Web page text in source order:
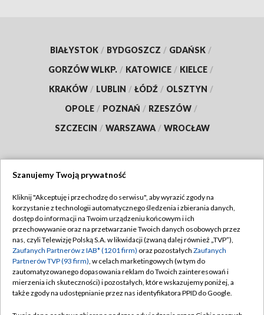
BIAŁYSTOK / BYDGOSZCZ / GDAŃSK /
GORZÓW WLKP. / KATOWICE / KIELCE /
KRAKÓW / LUBLIN / ŁÓDŹ / OLSZTYN /
OPOLE / POZNAŃ / RZESZÓW /
SZCZECIN / WARSZAWA / WROCŁAW
TVP
Abonament TVP
Emisja w TVP
Centrum informacji TVP
Naziemna Telewizja Cyfrowa
Regulamin TVP
Polityka prywatności
Moje zgody
Pomoc
Szanujemy Twoją prywatność
Kliknij "Akceptuję i przechodzę do serwisu", aby wyrazić zgody na
korzystanie z technologii automatycznego śledzenia i zbierania danych,
dostęp do informacji na Twoim urządzeniu końcowym i ich
przechowywanie oraz na przetwarzanie Twoich danych osobowych przez
nas, czyli Telewizję Polską S.A. w likwidacji (zwaną dalej również „TVP”),
Zaufanych Partnerów z IAB* (1201 firm) oraz pozostałych Zaufanych
Partnerów TVP (93 firm), w celach marketingowych (w tym do
zautomatyzowanego dopasowania reklam do Twoich zainteresowań i
mierzenia ich skuteczności) i pozostałych, które wskazujemy poniżej, a
także zgody na udostępnianie przez nas identyfikatora PPID do Google.